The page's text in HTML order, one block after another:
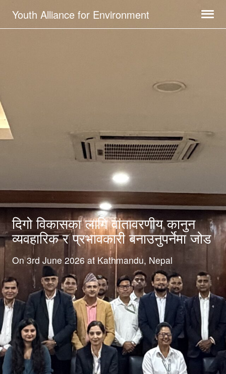
Youth Alliance for Environment
दिगो विकासका लागि वातावरणीय कानुन
व्यवहारिक र प्रभावकारी बनाउनुपर्नेमा जोड
On 3rd June 2026 at Kathmandu, Nepal